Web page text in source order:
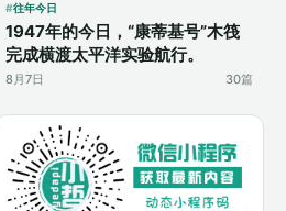
往年今日
1947年的今日，“康蒂基号”木筏
完成横渡太平洋实验航行。
8月7日 30篇